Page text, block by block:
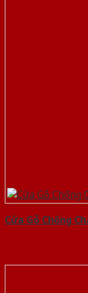
Cửa Gỗ Chống